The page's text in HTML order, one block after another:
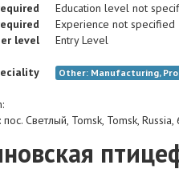
Education level not
Experience not specified
level
Entry Level
Other: Manufacturing,
: пос. Светлый, Tomsk, Tomsk, Russia,